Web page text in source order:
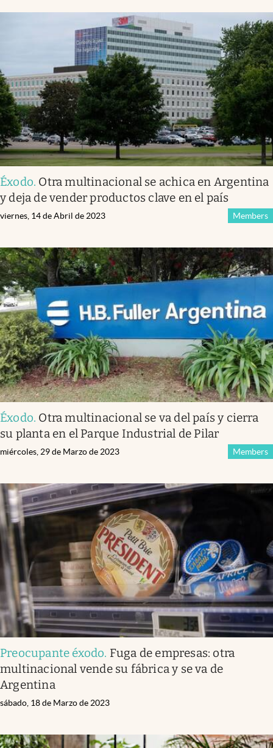
Éxodo. Otra multinacional se achica en Argentina
y deja de vender productos clave en el país
Members
viernes, 14 de Abril de 2023
Éxodo. Otra multinacional se va del país y cierra
su planta en el Parque Industrial de Pilar
Members
miércoles, 29 de Marzo de 2023
Preocupante éxodo. Fuga de empresas: otra
multinacional vende su fábrica y se va de
Argentina
sábado, 18 de Marzo de 2023